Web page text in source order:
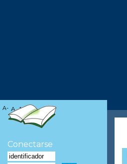
A- A A+
Conectarse